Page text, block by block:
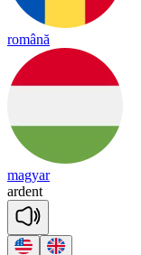
română
magyar
ardent